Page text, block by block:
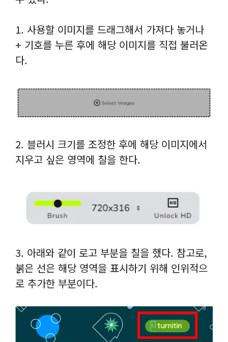
1. 사용할 이미지를 드래그해서 가져다 놓거나
+ 기호를 누른 후에 해당 이미지를 직접 불러온
다.
2. 블러시 크기를 조정한 후에 해당 이미지에서
지우고 싶은 영역에 칠을 한다.
3. 아래와 같이 로고 부분을 칠을 했다. 참고로,
붉은 선은 해당 영역을 표시하기 위해 인위적으
로 추가한 부분이다.